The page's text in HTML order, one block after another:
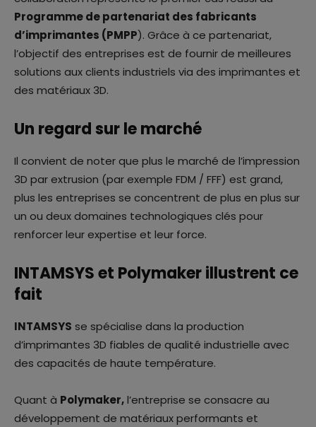
Programme de partenariat des fabricants
d’imprimantes (PMPP). Grâce à ce partenariat,
l’objectif des entreprises est de fournir de meilleures
solutions aux clients industriels via des imprimantes et
des matériaux 3D.
Un regard sur le marché
Il convient de noter que plus le marché de l’impression
3D par extrusion (par exemple FDM / FFF) est grand,
plus les entreprises se concentrent de plus en plus sur
un ou deux domaines technologiques clés pour
renforcer leur expertise et leur force.
INTAMSYS et Polymaker illustrent ce
fait
INTAMSYS se spécialise dans la production
d’imprimantes 3D fiables de qualité industrielle avec
des capacités de haute température.
Quant à Polymaker,l’entreprise se consacre au
développement de matériaux performants et